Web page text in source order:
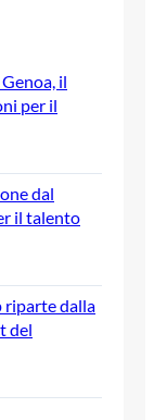
il
per il
dal
il talento
riparte dalla
del